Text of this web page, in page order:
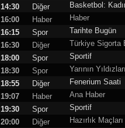
14:30
Diğer
Basketbol:
16:00
Haber
Haber
16:15
Spor
Tarihte Bugün
16:30
Diğer
Türkiye Sigorta
18:00
Spor
Sportif
18:30
Spor
Yarının Yıldızları
18:55
Diğer
Fenerium Saati
19:07
Haber
Ana Haber
19:30
Spor
Sportif
20:00
Diğer
Hazırlık Maçları